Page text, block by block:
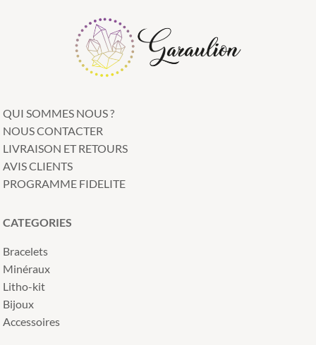
QUI SOMMES NOUS ?
NOUS CONTACTER
LIVRAISON ET RETOURS
AVIS CLIENTS
PROGRAMME FIDELITE
CATEGORIES
Bracelets
Minéraux
Litho-kit
Bijoux
Accessoires